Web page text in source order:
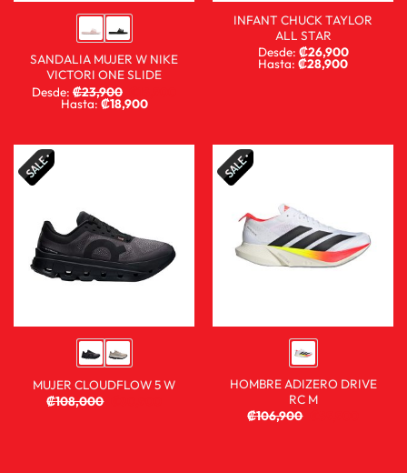
SANDALIA MUJER W NIKE
VICTORI ONE SLIDE
Desde: ₡23,900
Hasta:₡18,900
INFANT CHUCK TAYLOR
ALL STAR
Desde: ₡26,900
Hasta: ₡28,900
MUJER CLOUDFLOW 5 W
₡108,000
HOMBRE ADIZERO DRIVE
RC M
₡106,900